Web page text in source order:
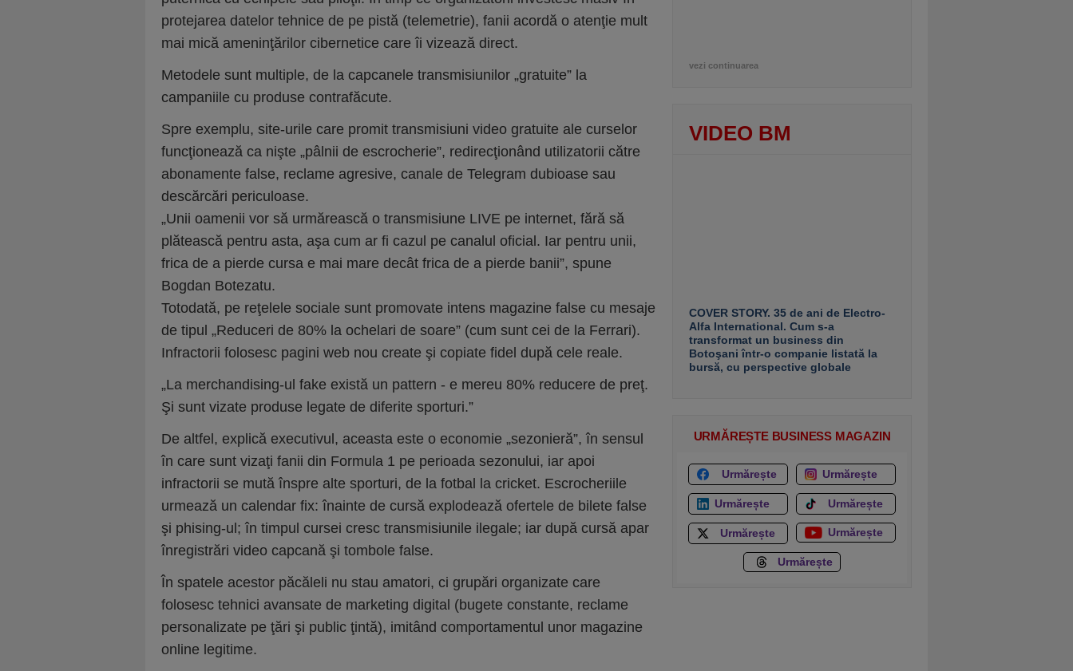
protejarea datelor tehnice de pe pistă (telemetrie), fanii acordă o atenţie mult
mai mică ameninţărilor cibernetice care îi vizează direct.
Metodele sunt multiple, de la capcanele transmisiunilor „gratuite” la
campaniile cu produse contrafăcute.
Spre exemplu, site-urile care promit transmisiuni video gratuite ale curselor
funcţionează ca nişte „pâlnii de escrocherie”, redirecţionând utilizatorii către
abonamente false, reclame agresive, canale de Telegram dubioase sau
descărcări periculoase.
„Unii oamenii vor să urmărească o transmisiune LIVE pe internet, fără să
plătească pentru asta, aşa cum ar fi cazul pe canalul oficial. Iar pentru unii,
frica de a pierde cursa e mai mare decât frica de a pierde banii”, spune
Bogdan Botezatu.
Totodată, pe reţelele sociale sunt promovate intens magazine false cu mesaje
de tipul „Reduceri de 80% la ochelari de soare” (cum sunt cei de la Ferrari).
Infractorii folosesc pagini web nou create şi copiate fidel după cele reale.
„La merchandising-ul fake există un pattern - e mereu 80% reducere de preţ.
Şi sunt vizate produse legate de diferite sporturi.”
De altfel, explică executivul, aceasta este o economie „sezonieră”, în sensul
în care sunt vizaţi fanii din Formula 1 pe perioada sezonului, iar apoi
infractorii se mută înspre alte sporturi, de la fotbal la cricket. Escrocheriile
urmează un calendar fix: înainte de cursă explodează ofertele de bilete false
şi phising-ul; în timpul cursei cresc transmisiunile ilegale; iar după cursă apar
înregistrări video capcană şi tombole false.
În spatele acestor păcăleli nu stau amatori, ci grupări organizate care
folosesc tehnici avansate de marketing digital (bugete constante, reclame
personalizate pe ţări şi public ţintă), imitând comportamentul unor magazine
online legitime.
vezi continuarea
VIDEO BM
COVER STORY. 35 de ani de Electro-
Alfa International. Cum s-a
transformat un business din
Botoşani într-o companie listată la
bursă, cu perspective globale
URMĂREȘTE BUSINESS MAGAZIN
Urmărește Urmărește
Urmărește Urmărește
Urmărește Urmărește
Urmărește